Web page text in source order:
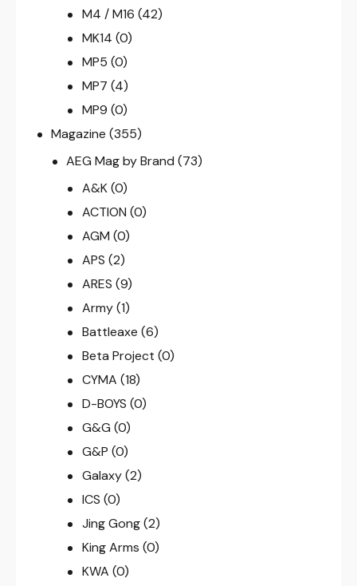
M4 / M16 (42)
MK14 (0)
MP5 (0)
MP7 (4)
MP9 (0)
Magazine (355)
AEG Mag by Brand (73)
A&K (0)
ACTION (0)
AGM (0)
APS (2)
ARES (9)
Army (1)
Battleaxe (6)
Beta Project (0)
CYMA (18)
D-BOYS (0)
G&G (0)
G&P (0)
Galaxy (2)
ICS (0)
Jing Gong (2)
King Arms (0)
KWA (0)